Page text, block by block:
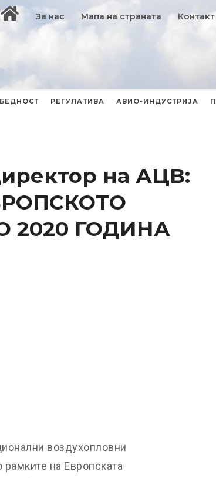
За нас Мапа на страната Контакт
РЕГУЛАТИВА АВИО-ИНДУСТРИЈА
на АЦВ:
2020 ГОДИНА
воздухопловни
рамките на Европската